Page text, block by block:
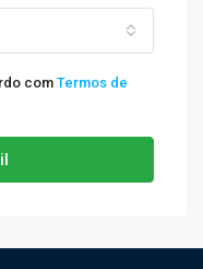
com Termos de